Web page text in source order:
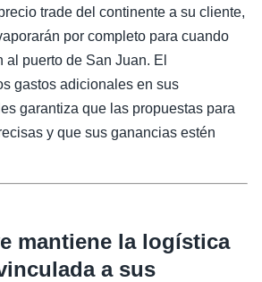
trade del continente a su cliente,
por completo para cuando
al puerto de San Juan. El
gastos adicionales en sus
garantiza que las propuestas para
y que sus ganancias estén
mantiene la logística
a sus